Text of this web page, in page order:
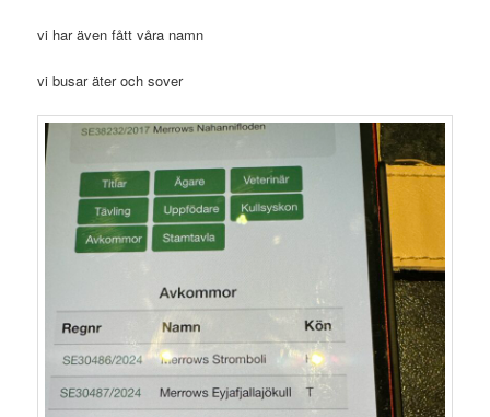
vi har även fått våra namn
vi busar äter och sover